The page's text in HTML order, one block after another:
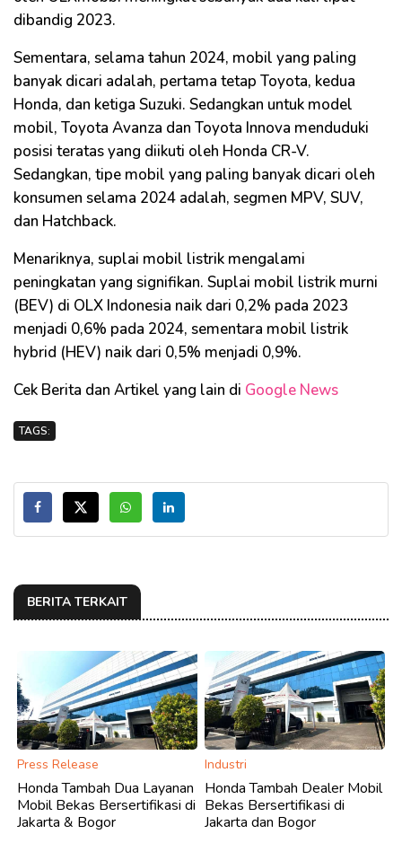
dibandig 2023.
Sementara, selama tahun 2024, mobil yang paling
banyak dicari adalah, pertama tetap Toyota, kedua
Honda, dan ketiga Suzuki. Sedangkan untuk model
mobil, Toyota Avanza dan Toyota Innova menduduki
posisi teratas yang diikuti oleh Honda CR-V.
Sedangkan, tipe mobil yang paling banyak dicari oleh
konsumen selama 2024 adalah, segmen MPV, SUV,
dan Hatchback.
Menariknya, suplai mobil listrik mengalami
peningkatan yang signifikan. Suplai mobil listrik murni
(BEV) di OLX Indonesia naik dari 0,2% pada 2023
menjadi 0,6% pada 2024, sementara mobil listrik
hybrid (HEV) naik dari 0,5% menjadi 0,9%.
Cek Berita dan Artikel yang lain di Google News
TAGS:
BERITA TERKAIT
Press Release
Honda Tambah Dua Layanan
Mobil Bekas Bersertifikasi di
Jakarta & Bogor
Industri
Honda Tambah Dealer Mobil
Bekas Bersertifikasi di
Jakarta dan Bogor